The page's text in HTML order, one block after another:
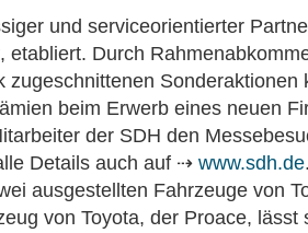
und serviceorientierter
Durch
Sonderaktionen
beim Erwerb eines neuen
der SDH den
Details auch auf ⇢ www.sdh.de.
ausgestellten Fahrzeuge von
von Toyota, der Proace, lässt